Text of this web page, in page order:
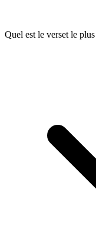
Quel est le verset le